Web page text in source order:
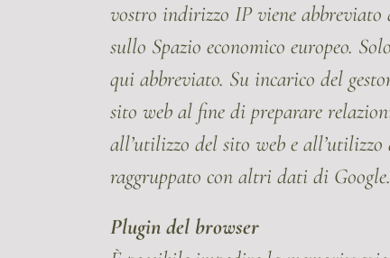
vostro indirizzo IP viene abbreviato
sullo Spazio economico europeo.
qui abbreviato. Su incarico del
sito web al fine di preparare
all’utilizzo del sito web e
raggruppato con altri dati di Google.
Plugin del browser